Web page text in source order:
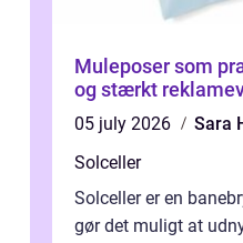
Muleposer som
og stærkt
05 july 2026
Sara
Solceller
Solceller er en
gør det muligt at